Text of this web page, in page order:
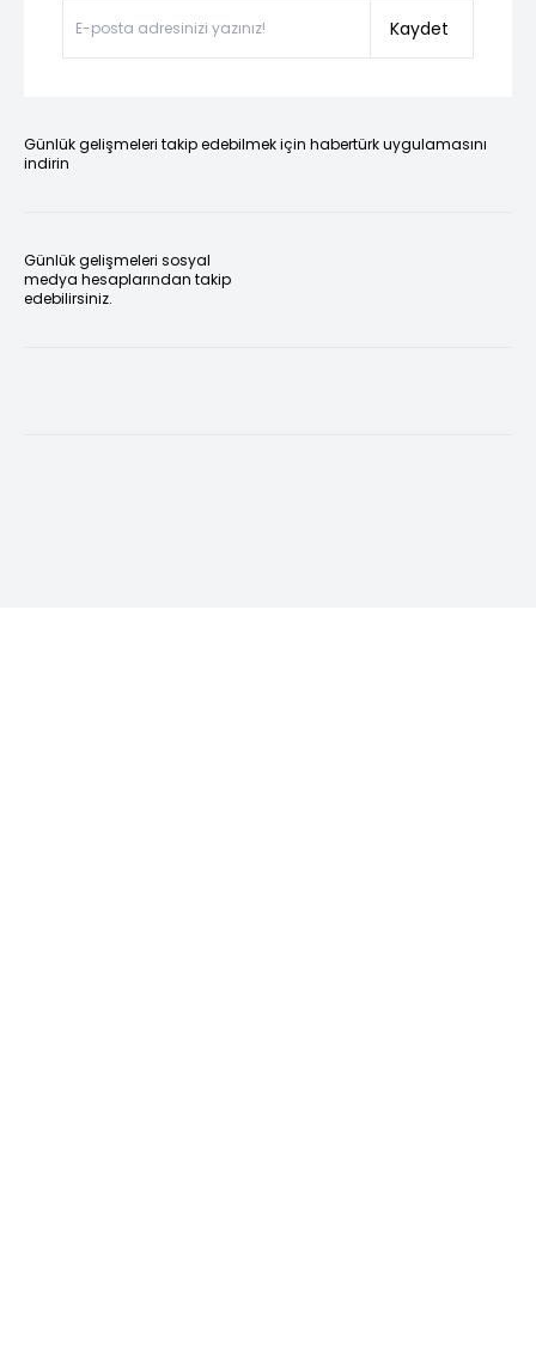
Kaydet
Günlük gelişmeleri takip edebilmek için habertürk uygulamasını
indirin
Günlük gelişmeleri sosyal
medya hesaplarından takip
edebilirsiniz.